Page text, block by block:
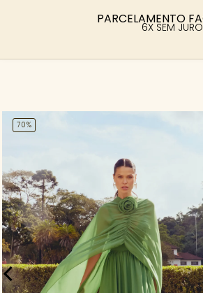
PARCELAMENTO
6X SEM
70%